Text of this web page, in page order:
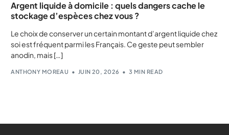
Argent liquide à domicile : quels dangers cache le
stockage d’espèces chez vous ?
Le choix de conserver un certain montant d’argent liquide chez
soi est fréquent parmi les Français. Ce geste peut sembler
anodin, mais […]
ANTHONY MOREAU JUIN 20, 2026 3 MIN READ